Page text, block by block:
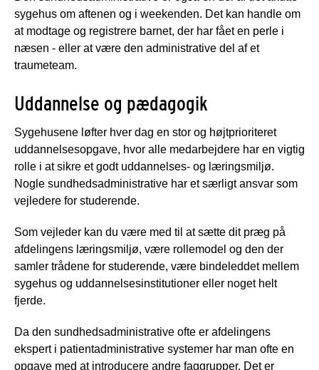
sygehus om aftenen og i weekenden. Det kan handle om
at modtage og registrere barnet, der har fået en perle i
næsen - eller at være den administrative del af et
traumeteam.
Uddannelse og pædagogik
Sygehusene løfter hver dag en stor og højtprioriteret
uddannelsesopgave, hvor alle medarbejdere har en vigtig
rolle i at sikre et godt uddannelses- og læringsmiljø.
Nogle sundhedsadministrative har et særligt ansvar som
vejledere for studerende.
Som vejleder kan du være med til at sætte dit præg på
afdelingens læringsmiljø, være rollemodel og den der
samler trådene for studerende, være bindeleddet mellem
sygehus og uddannelsesinstitutioner eller noget helt
fjerde.
Da den sundhedsadministrative ofte er afdelingens
ekspert i patientadministrative systemer har man ofte en
opgave med at introducere andre faggrupper. Det er